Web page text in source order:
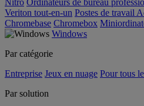
Nitro Ordinateurs de bureau
Veriton tout-en-un Postes de travail
Chromebase Chromebox
Windows
Par catégorie
Entreprise Jeux en nuage Pour tous
Par solution